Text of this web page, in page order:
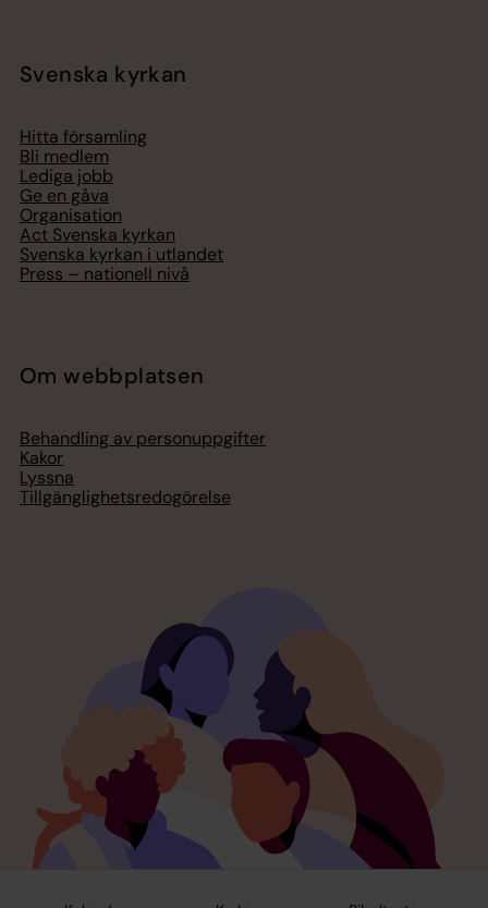
Svenska kyrkan
Hitta församling
Bli medlem
Lediga jobb
Ge en gåva
Organisation
Act Svenska kyrkan
Svenska kyrkan i utlandet
Press – nationell nivå
Om webbplatsen
Behandling av personuppgifter
Kakor
Lyssna
Tillgänglighetsredogörelse